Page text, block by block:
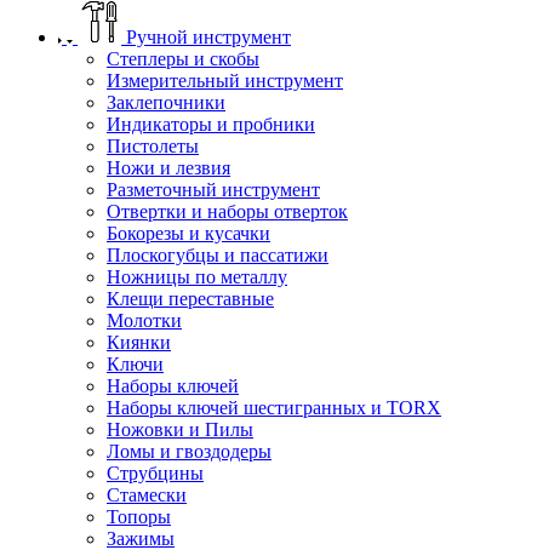
Ручной инструмент
Степлеры и скобы
Измерительный инструмент
Заклепочники
Индикаторы и пробники
Пистолеты
Ножи и лезвия
Разметочный инструмент
Отвертки и наборы отверток
Бокорезы и кусачки
Плоскогубцы и пассатижи
Ножницы по металлу
Клещи переставные
Молотки
Киянки
Ключи
Наборы ключей
Наборы ключей шестигранных и TORX
Ножовки и Пилы
Ломы и гвоздодеры
Струбцины
Стамески
Топоры
Зажимы